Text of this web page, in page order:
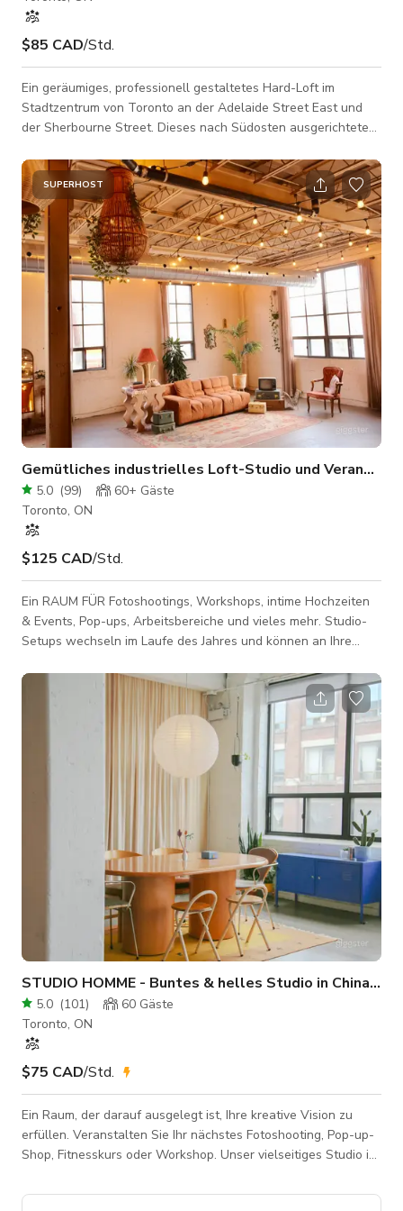
$85 CAD/Std.
Ein geräumiges, professionell gestaltetes Hard-Loft im
Stadtzentrum von Toronto an der Adelaide Street East und
der Sherbourne Street. Dieses nach Südosten ausgerichtete
umlaufende Fenster und reichlich natürliches Licht. Die
Innenräume sind durchdacht gestaltet mit Vintage-Möbeln,
Kunstwerken, Pflanzen und markanten Stücken. Die Ästhetik
verbindet Mid-Century-Modern-Design mit warmen,
gesammelten und leicht bohemischen Elementen und
SUPERHOST
Gemütliches industrielles Loft-Studio und
5.0 (99) 60+ Gäste
Toronto, ON
$125 CAD/Std.
Ein RAUM FÜR Fotoshootings, Workshops, intime Hochzeiten
& Events, Pop-ups, Arbeitsbereiche und vieles mehr. Studio-
Setups wechseln im Laufe des Jahres und können an Ihre
SHOOT-Preise beginnen bei $125/Stunde EVENT-Preise
beginnen bei $250/Stunde (Preise + Reinigungsgebühr können
je nach Tag & Zeit oder Art der Veranstaltung variieren, bitte
kontaktieren Sie uns für Details) *Wenn Sie Ton aufnehmen,
können wir in unserem Studio nicht
STUDIO HOMME - Buntes & helles Studio in
5.0 (101) 60 Gäste
Toronto, ON
$75 CAD/Std.
Ein Raum, der darauf ausgelegt ist, Ihre kreative Vision zu
erfüllen. Veranstalten Sie Ihr nächstes Fotoshooting, Pop-up-
Shop, Fitnesskurs oder Workshop. Unser vielseitiges Studio ist
stellen Sie vor der Bestätigung sicher, dass Sie den richtigen